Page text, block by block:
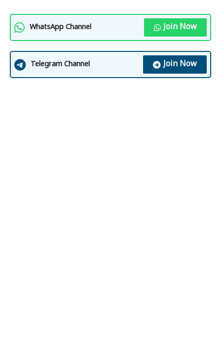
WhatsApp Channel Join Now
Telegram Channel Join Now